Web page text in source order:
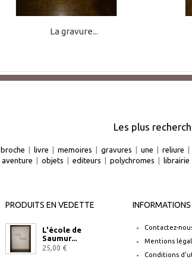
La gravure...
Les plus
broche | livre | memoires | gravures | une | reliure |
aventure | objets | editeurs | polychromes | librairie
PRODUITS EN VEDETTE
L'école de
Saumur...
25,00 €
INFORMATIONS
Contactez-
Mentions
Conditions